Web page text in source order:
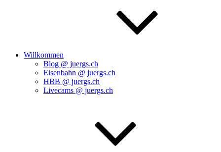
Willkommen
Blog @ juergs.ch
Eisenbahn @ juergs.ch
HBB @ juergs.ch
Livecams @ juergs.ch